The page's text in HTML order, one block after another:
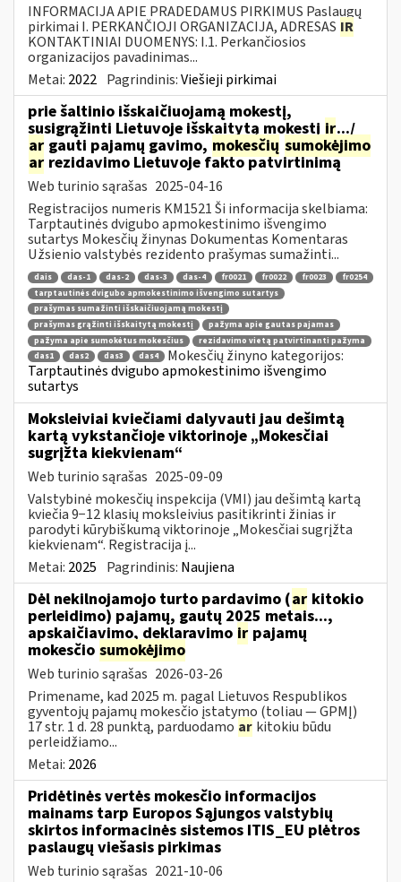
INFORMACIJA APIE PRADEDAMUS PIRKIMUS Paslaugų
pirkimai I. PERKANČIOJI ORGANIZACIJA, ADRESAS IR
KONTAKTINIAI DUOMENYS: I.1. Perkančiosios
organizacijos pavadinimas...
Metai: 2022 Pagrindinis:Viešieji pirkimai
prie šaltinio išskaičiuojamą mokestį,
susigrąžinti Lietuvoje išskaitytą mokestį ir.../
ar gauti pajamų gavimo, mokesčių sumokėjimo
ar rezidavimo Lietuvoje fakto patvirtinimą
Web turinio sąrašas 2025-04-16
Registracijos numeris KM1521 Ši informacija skelbiama:
Tarptautinės dvigubo apmokestinimo išvengimo
sutartys Mokesčių žinynas Dokumentas Komentaras
Užsienio valstybės rezidento prašymas sumažinti...
dais das-1 das-2 das-3 das-4 fr0021 fr0022 fr0023
fr0254
tarptautinės dvigubo apmokestinimo išvengimo sutartys
prašymas sumažinti išskaičiuojamą mokestį
prašymas grąžinti išskaitytą mokestį
pažyma apie gautas pajamas
pažyma apie sumokėtus mokesčius
rezidavimo vietą patvirtinanti pažyma
das1
das2 das3 das4
Mokesčių žinyno kategorijos:
Tarptautinės dvigubo apmokestinimo išvengimo
sutartys
Moksleiviai kviečiami dalyvauti jau dešimtą
kartą vykstančioje viktorinoje „Mokesčiai
sugrįžta kiekvienam“
Web turinio sąrašas 2025-09-09
Valstybinė mokesčių inspekcija (VMI) jau dešimtą kartą
kviečia 9−12 klasių moksleivius pasitikrinti žinias ir
parodyti kūrybiškumą viktorinoje „Mokesčiai sugrįžta
kiekvienam“. Registracija į...
Metai: 2025 Pagrindinis: Naujiena
Dėl nekilnojamojo turto pardavimo (ar kitokio
perleidimo) pajamų, gautų 2025 metais...,
apskaičiavimo, deklaravimo ir pajamų
mokesčio sumokėjimo
Web turinio sąrašas 2026-03-26
Primename, kad 2025 m. pagal Lietuvos Respublikos
gyventojų pajamų mokesčio įstatymo (toliau — GPMĮ)
17 str. 1 d. 28 punktą, parduodamo ar kitokiu būdu
perleidžiamo...
Metai: 2026
Pridėtinės vertės mokesčio informacijos
mainams tarp Europos Sąjungos valstybių
skirtos informacinės sistemos ITIS_EU plėtros
paslaugų viešasis pirkimas
Web turinio sąrašas 2021-10-06